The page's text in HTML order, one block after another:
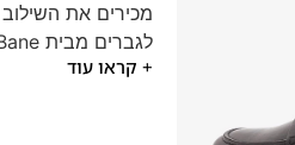
מכירים את השילוב
משובח, סוליה
+ קראו עוד